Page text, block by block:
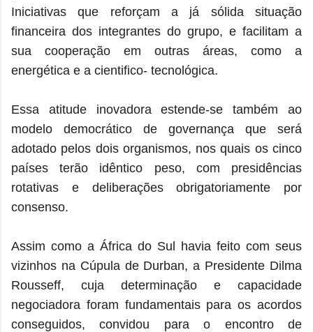
Iniciativas que reforçam a já sólida situação
financeira dos integrantes do grupo, e facilitam a
sua cooperação em outras áreas, como a
energética e a cientifico- tecnológica.
Essa atitude inovadora estende-se também ao
modelo democrático de governança que será
adotado pelos dois organismos, nos quais os cinco
países terão idêntico peso, com presidências
rotativas e deliberações obrigatoriamente por
consenso.
Assim como a África do Sul havia feito com seus
vizinhos na Cúpula de Durban, a Presidente Dilma
Rousseff, cuja determinação e capacidade
negociadora foram fundamentais para os acordos
conseguidos, convidou para o encontro de